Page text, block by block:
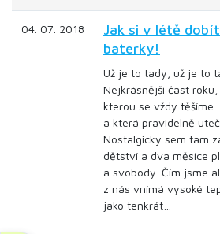
04. 07. 2018
Jak si v létě dobít
baterky!
Už je to tady, už je to
Nejkrásnější část roku,
kterou se vždy těšíme
a která pravidelně
Nostalgicky sem tam
dětství a dva měsíce
a svobody. Čím jsme
z nás vnímá vysoké
jako tenkrát…